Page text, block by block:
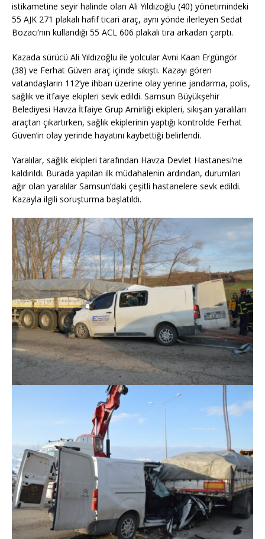
istikametine seyir halinde olan Ali Yıldızoğlu (40) yönetimindeki
55 AJK 271 plakalı hafif ticari araç, aynı yönde ilerleyen Sedat
Bozacı’nın kullandığı 55 ACL 606 plakalı tıra arkadan çarptı.
Kazada sürücü Ali Yıldızoğlu ile yolcular Avni Kaan Ergüngör
(38) ve Ferhat Güven araç içinde sıkıştı. Kazayı gören
vatandaşların 112’ye ihbarı üzerine olay yerine jandarma, polis,
sağlık ve itfaiye ekipleri sevk edildi. Samsun Büyükşehir
Belediyesi Havza İtfaiye Grup Amirliği ekipleri, sıkışan yaralıları
araçtan çıkartırken, sağlık ekiplerinin yaptığı kontrolde Ferhat
Güven’in olay yerinde hayatını kaybettiği belirlendi.
Yaralılar, sağlık ekipleri tarafından Havza Devlet Hastanesi’ne
kaldırıldı. Burada yapılan ilk müdahalenin ardından, durumları
ağır olan yaralılar Samsun’daki çeşitli hastanelere sevk edildi.
Kazayla ilgili soruşturma başlatıldı.